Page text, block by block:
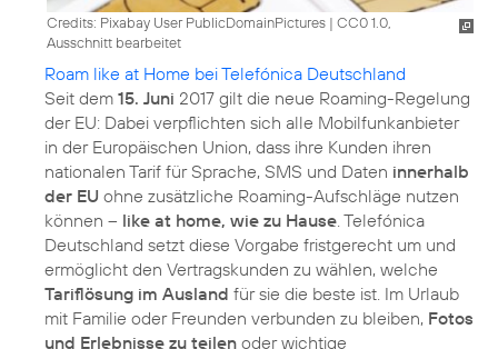
Credits: Pixabay User PublicDomainPictures | CC0 1.0,
Ausschnitt bearbeitet
Roam like at Home bei Telefónica Deutschland
Seit dem 15. Juni 2017 gilt die neue Roaming-Regelung
der EU: Dabei verpflichten sich alle Mobilfunkanbieter
in der Europäischen Union, dass ihre Kunden ihren
nationalen Tarif für Sprache, SMS und Daten innerhalb
der EU ohne zusätzliche Roaming-Aufschläge nutzen
können – like at home, wie zu Hause . Telefónica
Deutschland setzt diese Vorgabe fristgerecht um und
ermöglicht den Vertragskunden zu wählen, welche
Tariflösung im Ausland für sie die beste ist. Im Urlaub
mit Familie oder Freunden verbunden zu bleiben, Fotos
und Erlebnisse zu teilen oder wichtige